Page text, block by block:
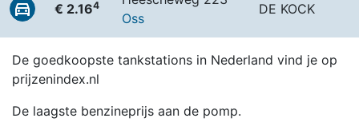
€ 2.164
Oss
DE KOCK
De goedkoopste tankstations in Nederland vind je op
prijzenindex.nl
De laagste benzineprijs aan de pomp.